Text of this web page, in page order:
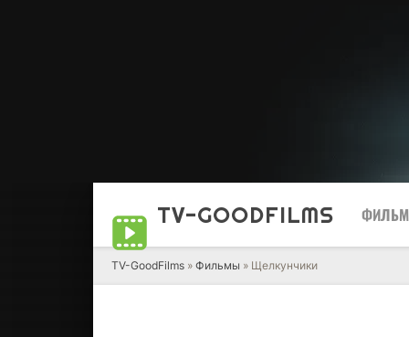
TV-GOODFILMS
TV-GoodFilms » Фильмы » Щелкунчики